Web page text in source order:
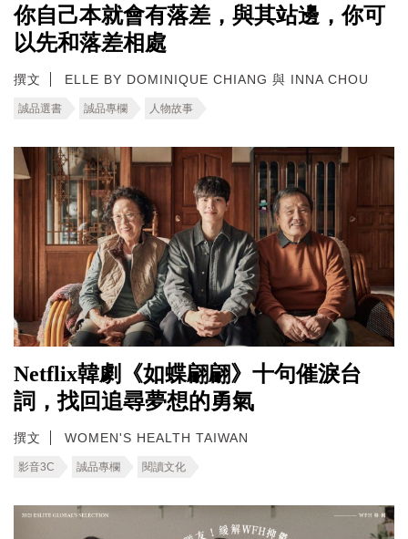
你自己本就會有落差，與其站邊，你可
以先和落差相處
撰文 ELLE BY DOMINIQUE CHIANG 與 INNA CHOU
誠品選書 誠品專欄 人物故事
Netflix韓劇《如蝶翩翩》十句催淚台
詞，找回追尋夢想的勇氣
撰文 WOMEN'S HEALTH TAIWAN
影音3C 誠品專欄 閱讀文化